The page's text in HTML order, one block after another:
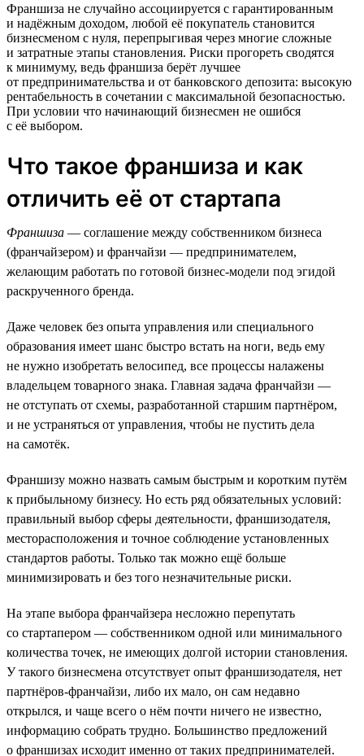
Франшиза не случайно ассоциируется с гарантированным
и надёжным доходом, любой её покупатель становится
бизнесменом с нуля, перепрыгивая через многие сложные
и затратные этапы становления. Риски прогореть сводятся
к минимуму, ведь франшиза берёт лучшее
от предпринимательства и от банковского депозита: высокую
рентабельность в сочетании с максимальной безопасностью.
При условии что начинающий бизнесмен не ошибся
с её выбором.
Что такое франшиза и как
отличить её от стартапа
Франшиза — соглашение между собственником бизнеса
(франчайзером) и франчайзи — предпринимателем,
желающим работать по готовой бизнес-модели под эгидой
раскрученного бренда.
Даже человек без опыта управления или специального
образования имеет шанс быстро встать на ноги, ведь ему
не нужно изобретать велосипед, все процессы налажены
владельцем товарного знака. Главная задача франчайзи —
не отступать от схемы, разработанной старшим партнёром,
и не устраняться от управления, чтобы не пустить дела
на самотёк.
Франшизу можно назвать самым быстрым и коротким путём
к прибыльному бизнесу. Но есть ряд обязательных условий:
правильный выбор сферы деятельности, франшизодателя,
месторасположения и точное соблюдение установленных
стандартов работы. Только так можно ещё больше
минимизировать и без того незначительные риски.
На этапе выбора франчайзера несложно перепутать
со стартапером — собственником одной или минимального
количества точек, не имеющих долгой истории становления.
У такого бизнесмена отсутствует опыт франшизодателя, нет
партнёров-франчайзи, либо их мало, он сам недавно
открылся, и чаще всего о нём почти ничего не известно,
информацию собрать трудно. Большинство предложений
о франшизах исходит именно от таких предпринимателей.